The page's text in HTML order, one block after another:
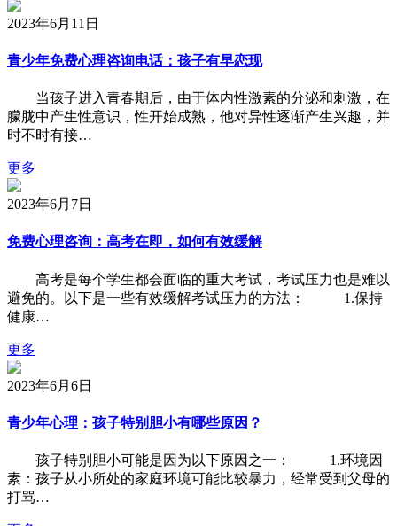
2023年6月11日
青少年免费心理咨询电话：孩子有早恋现
当孩子进入青春期后，由于体内性激素的分泌和刺激，在
朦胧中产生性意识，性开始成熟，他对异性逐渐产生兴趣，并
时不时有接…
更多
2023年6月7日
免费心理咨询：高考在即，如何有效缓解
高考是每个学生都会面临的重大考试，考试压力也是难以
避免的。以下是一些有效缓解考试压力的方法： 1.保持
健康…
更多
2023年6月6日
青少年心理：孩子特别胆小有哪些原因？
孩子特别胆小可能是因为以下原因之一： 1.环境因
素：孩子从小所处的家庭环境可能比较暴力，经常受到父母的
打骂…